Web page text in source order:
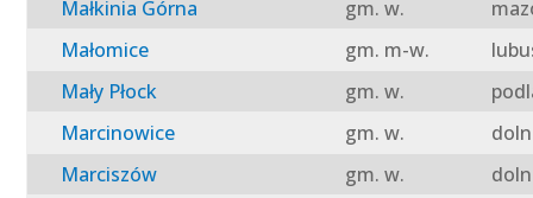
Małkinia Górna
gm. w.
Małomice
gm. m-w.
Mały Płock
gm. w.
Marcinowice
gm. w.
Marciszów
gm. w.